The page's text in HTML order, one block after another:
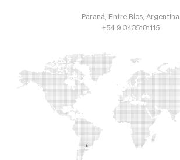
Paraná, Entre Ríos, Argentina
+54 9 3435181115